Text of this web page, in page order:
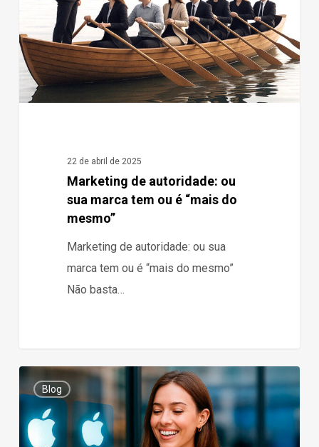
marca
tem
ou
22 de abril de 2025
Marketing de autoridade: ou
sua marca tem ou é “mais do
mesmo”
Marketing de autoridade: ou sua
marca tem ou é “mais do mesmo”
Não basta…
Branding
não
(só)
Blog
0